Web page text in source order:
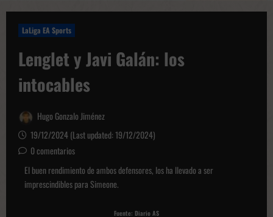
LaLiga EA Sports
Lenglet y Javi Galán: los
intocables
Hugo Gonzalo Jiménez
19/12/2024 (Last updated: 19/12/2024)
0 comentarios
El buen rendimiento de ambos defensores, los ha llevado a ser
imprescindibles para Simeone.
Fuente: Diario AS